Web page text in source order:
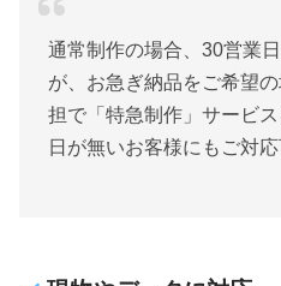
通常制作の場合、30営業
が、お急ぎ納品をご希望
担で「特急制作」サービ
日が無いお客様にもご対応